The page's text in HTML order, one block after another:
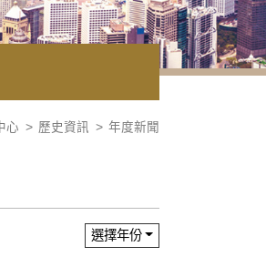
心 歷史資訊 年度新聞
選擇年份